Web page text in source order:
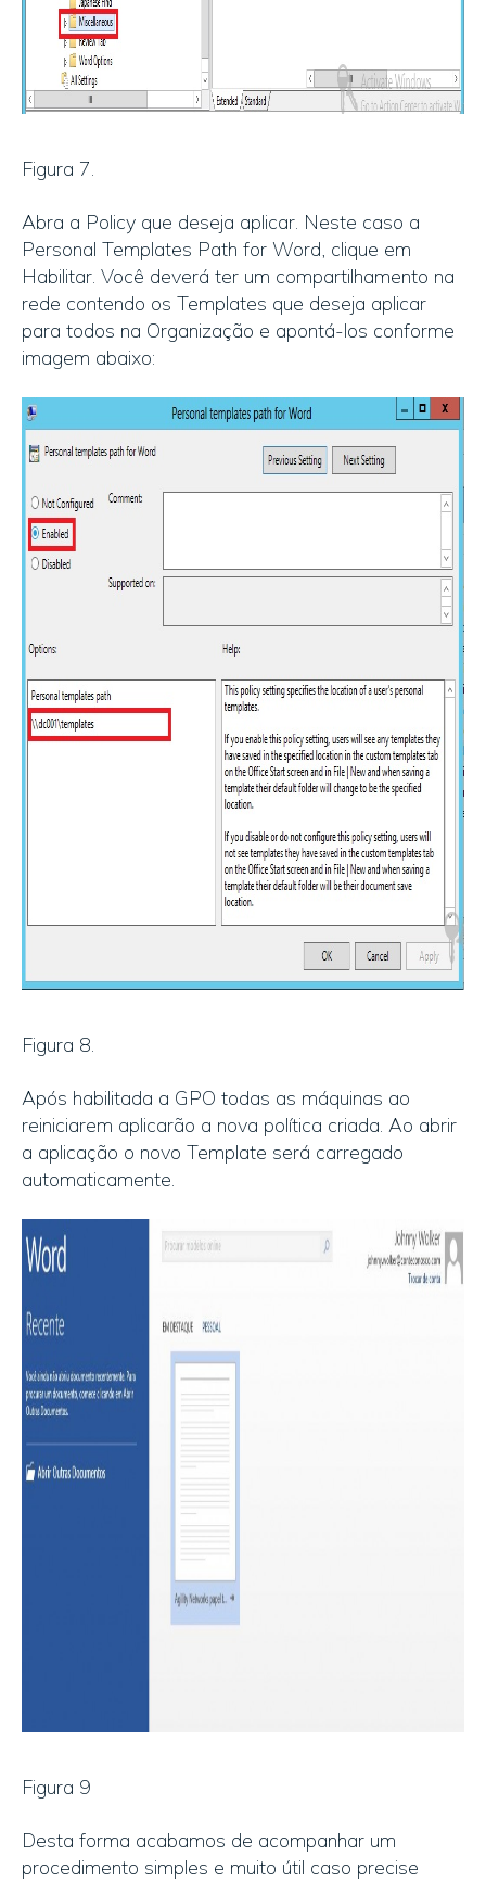
Figura 7.
Abra a Policy que deseja aplicar. Neste caso a
Personal Templates Path for Word, clique em
Habilitar. Você deverá ter um compartilhamento na
rede contendo os Templates que deseja aplicar
para todos na Organização e apontá-los conforme
imagem abaixo:
Figura 8.
Após habilitada a GPO todas as máquinas ao
reiniciarem aplicarão a nova política criada. Ao abrir
a aplicação o novo Template será carregado
automaticamente.
Figura 9
Desta forma acabamos de acompanhar um
procedimento simples e muito útil caso precise